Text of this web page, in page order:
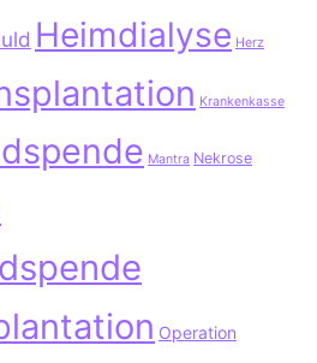
Heimdialyse Herz
Krankenkasse
Mantra Nekrose
Operation